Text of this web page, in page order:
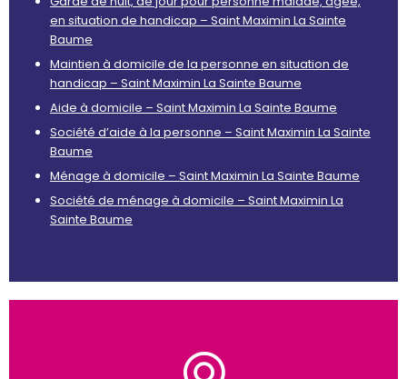
en situation de handicap – Saint Maximin La Sainte
Baume
Maintien à domicile de la personne en situation de
handicap – Saint Maximin La Sainte Baume
Aide à domicile – Saint Maximin La Sainte Baume
Société d’aide à la personne – Saint Maximin La Sainte
Baume
Ménage à domicile – Saint Maximin La Sainte Baume
Société de ménage à domicile – Saint Maximin La
Sainte Baume